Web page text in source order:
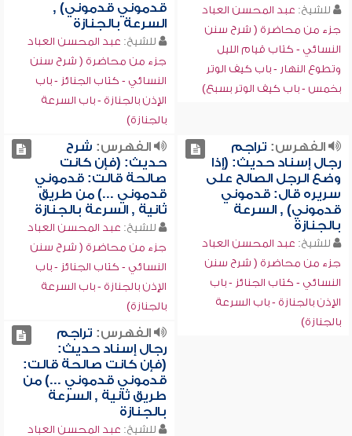
للشيخ: عبد المحسن العباد
جزء من محاضرة ( شرح سنن
النسائي - كتاب قيام الليل
وتطوع النهار - باب كيف الوتر
بخمس - باب كيف الوتر بسبع)
قدموني قدموني) ,
السرعة بالجنازة
للشيخ: عبد المحسن العباد
جزء من محاضرة ( شرح سنن
النسائي - كتاب الجنائز - باب
الإذن بالجنازة - باب السرعة
بالجنازة)
الفهرس: تراجم
رجال إسناد حديث: (إذا
وضع الرجل الصالح على
سريره قال: قدموني
قدموني) , السرعة
بالجنازة
للشيخ: عبد المحسن العباد
جزء من محاضرة ( شرح سنن
النسائي - كتاب الجنائز - باب
الإذن بالجنازة - باب السرعة
بالجنازة)
الفهرس: شرح
حديث: (فإن كانت
صالحة قالت: قدموني
قدموني ...) من طريق
ثانية , السرعة بالجنازة
للشيخ: عبد المحسن العباد
جزء من محاضرة ( شرح سنن
النسائي - كتاب الجنائز - باب
الإذن بالجنازة - باب السرعة
بالجنازة)
الفهرس: تراجم
رجال إسناد حديث:
(فإن كانت صالحة قالت:
قدموني قدموني ...) من
طريق ثانية , السرعة
بالجنازة
للشيخ: عبد المحسن العباد